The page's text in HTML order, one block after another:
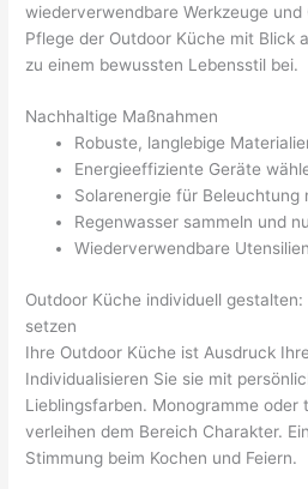
wiederverwendbare Werkzeuge und
Pflege der Outdoor Küche mit Blick
zu einem bewussten Lebensstil bei.
Nachhaltige Maßnahmen
Robuste, langlebige
Energieeffiziente Geräte
Solarenergie für Beleuchtung
Regenwasser sammeln und
Wiederverwendbare
Outdoor Küche individuell
setzen
Ihre Outdoor Küche ist Ausdruck
Individualisieren Sie sie mit
Lieblingsfarben. Monogramme oder
verleihen dem Bereich Charakter.
Stimmung beim Kochen und Feiern.